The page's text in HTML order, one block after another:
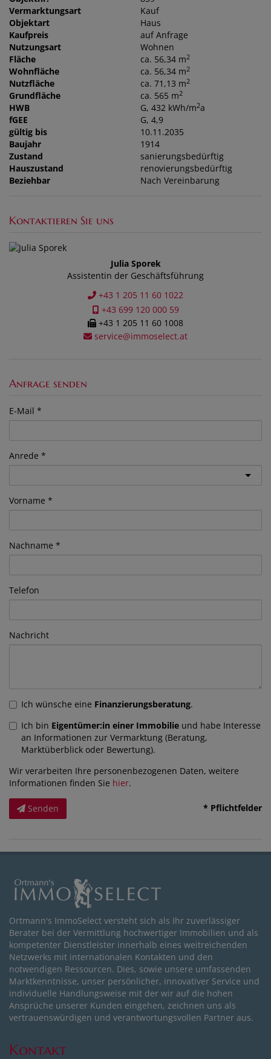
Vermarktungsart
Kauf
Objektart
Haus
Kaufpreis
auf Anfrage
Nutzungsart
Wohnen
Fläche
ca. 56,34 m2
Wohnfläche ca. 56,34 m2
Nutzfläche ca. 71,13 m2
Grundfläche ca. 565 m2
HWB G, 432 kWh/m2a
fGEE
G, 4,9
gültig bis
10.11.2035
Baujahr
1914
Zustand
sanierungsbedürftig
Hauszustand
renovierungsbedürftig
Beziehbar
Nach Vereinbarung
Kontaktieren Sie uns
Julia Sporek
Assistentin der Geschäftsführung
+43 1 205 11 60 1022
+43 699 120 000 59
+43 1 205 11 60 1008
service@immoselect.at
Anfrage senden
E-Mail
Anrede
Vorname
Nachname
Telefon
Nachricht
Ich wünsche eine Finanzierungsberatung.
Ich bin Eigentümer:in einer Immobilie und habe Interesse
an Informationen zur Vermarktung (Beratung,
Marktüberblick oder Bewertung).
Wir verarbeiten Ihre personenbezogenen Daten, weitere
Informationen finden Sie hier.
Senden * Pflichtfelder
Ortmann's ImmoSelect versteht sich als Ihr zuverlässiger
Berater bei der Vermittlung hochwertiger Immobilien und als
kompetenter Dienstleister innerhalb eines weitreichenden
Netzwerks mit internationalen Kontakten und den
notwendigen Ressourcen. Dies, sowie unsere umfassenden
Marktkenntnisse, unser persönlicher, innovativer Service und
individuelle Handlungsweise mit der wir auf die hohen
Ansprüche unserer Kunden eingehen, zeichnen uns als
vertrauenswürdigen und verantwortungsvollen Partner aus.
Kontakt